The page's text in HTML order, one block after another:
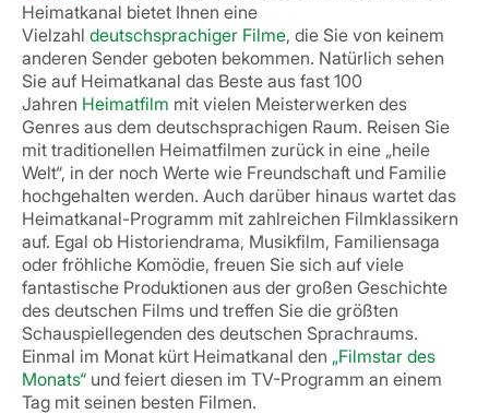
Heimatkanal bietet Ihnen eine
Vielzahl deutschsprachiger Filme, die Sie von keinem
anderen Sender geboten bekommen. Natürlich sehen
Sie auf Heimatkanal das Beste aus fast 100
Jahren Heimatfilm mit vielen Meisterwerken des
Genres aus dem deutschsprachigen Raum. Reisen Sie
mit traditionellen Heimatfilmen zurück in eine „heile
Welt“, in der noch Werte wie Freundschaft und Familie
hochgehalten werden. Auch darüber hinaus wartet das
Heimatkanal-Programm mit zahlreichen Filmklassikern
auf. Egal ob Historiendrama, Musikfilm, Familiensaga
oder fröhliche Komödie, freuen Sie sich auf viele
fantastische Produktionen aus der großen Geschichte
des deutschen Films und treffen Sie die größten
Schauspiellegenden des deutschen Sprachraums.
Einmal im Monat kürt Heimatkanal den „Filmstar des
Monats“ und feiert diesen im TV-Programm an einem
Tag mit seinen besten Filmen.